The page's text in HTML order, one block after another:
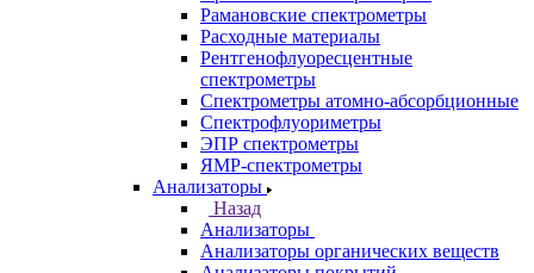
Автоматические Дозаторы
Атомно-Эмиссионные спектрометры
ВИД спектрофотометры
Дополнительное оборудование для
ААС
ИК-Фурье спектрометры
Инфракрасные микроскопы
Лазерные спектрометры
Масс спектрометры
Оптико-эмиссионные спектрометры
Портативные
рентгенофлуоресцентные анализаторы